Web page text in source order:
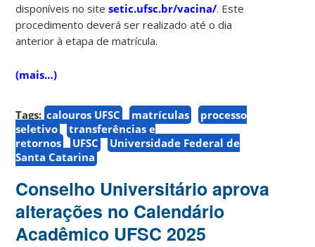
disponíveis no sitesetic.ufsc.br/vacina/. Este
procedimento deverá ser realizado até o dia
anterior à etapa de matrícula.
(mais…)
Tags: calouros UFSC matrículas
processo
seletivo
transferências e
retornos
UFSC
Universidade Federal de
Santa Catarina
Conselho Universitário aprova
alterações no Calendário
Acadêmico UFSC 2025